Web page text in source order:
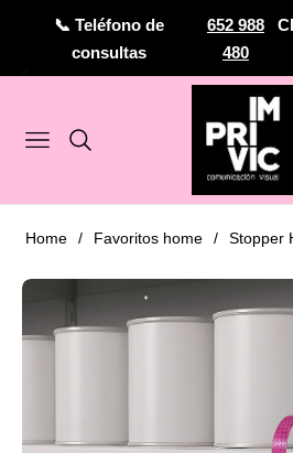
📞 Teléfono de
consultas
652 988
480
Navigation
Home / Favoritos home / Stopper